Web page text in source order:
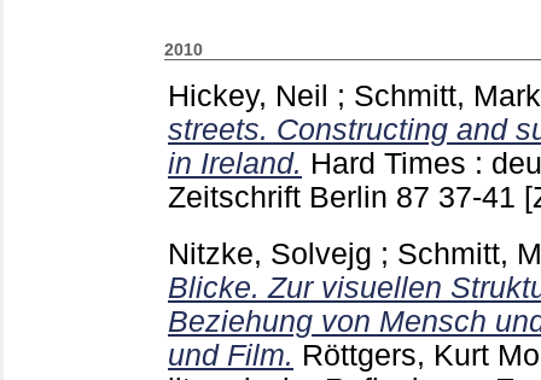
2010
Hickey, Neil ; Schmitt, Mark
streets. Constructing and
in Ireland. Hard Times :
Zeitschrift Berlin 87 37-41
Nitzke, Solvejg ; Schmitt,
Blicke. Zur visuellen
Beziehung von Mensch
und Film. Röttgers, Kurt